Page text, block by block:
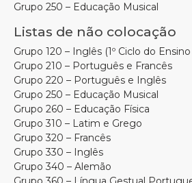
Grupo 250 – Educação Musical
Listas de não colocação
Grupo 120 – Inglês (1º Ciclo do
Grupo 210 – Português e Francês
Grupo 220 – Português e Inglês
Grupo 250 – Educação Musical
Grupo 260 – Educação Física
Grupo 310 – Latim e Grego
Grupo 320 – Francês
Grupo 330 – Inglês
Grupo 340 – Alemão